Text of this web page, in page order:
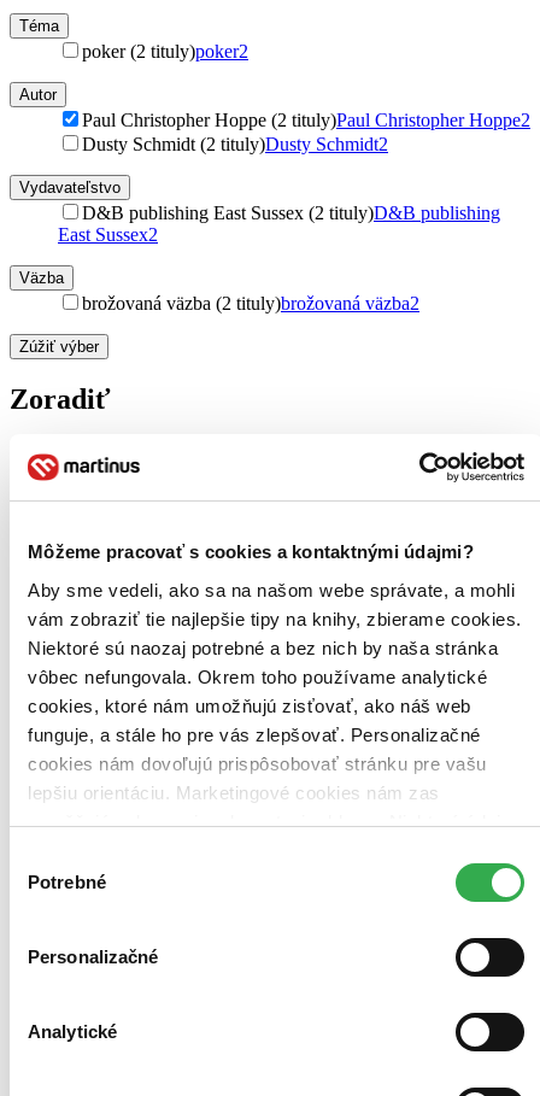
Môžeme pracovať s cookies a kontaktnými údajmi?
Aby sme vedeli, ako sa na našom webe správate, a mohli
vám zobraziť tie najlepšie tipy na knihy, zbierame cookies.
Niektoré sú naozaj potrebné a bez nich by naša stránka
vôbec nefungovala. Okrem toho používame analytické
cookies, ktoré nám umožňujú zisťovať, ako náš web
funguje, a stále ho pre vás zlepšovať. Personalizačné
cookies nám dovoľujú prispôsobovať stránku pre vašu
lepšiu orientáciu. Marketingové cookies nám zas
umožňujú zobrazenie relevantnej reklamy. Niektoré údaje
keby sme mohli používať všetky tieto cookies. Ďakujeme!
súhlasu
Potrebné
Personalizačné
Analytické
Téma
poker (2 tituly)poker2
Autor
Paul Christopher Hoppe (2 tituly)Paul Christopher Hoppe2
Dusty Schmidt (2 tituly)Dusty Schmidt2
Vydavateľstvo
D&B publishing East Sussex (2 tituly)D&B publishing
East Sussex2
Väzba
brožovaná väzba (2 tituly)brožovaná väzba2
Zúžiť výber
Zoradiť
Novinky
Najlacnejšie
Najvyššia zľava
Použité filtre
Zrušiť filtre
Autor Paul Christopher Hoppe